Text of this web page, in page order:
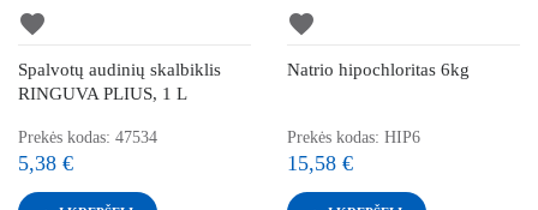
favorite
Spalvotų audinių skalbiklis
RINGUVA PLIUS, 1 L
Prekės kodas: 47534
5,38 €
favorite
Natrio hipochloritas 6kg
Prekės kodas: HIP6
15,58 €